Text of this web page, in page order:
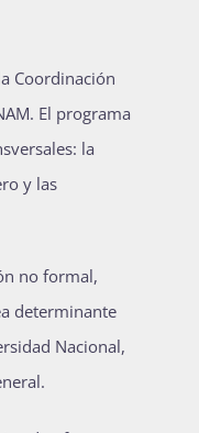
Coordinación
El programa
la
y las
no formal,
determinante
Nacional,